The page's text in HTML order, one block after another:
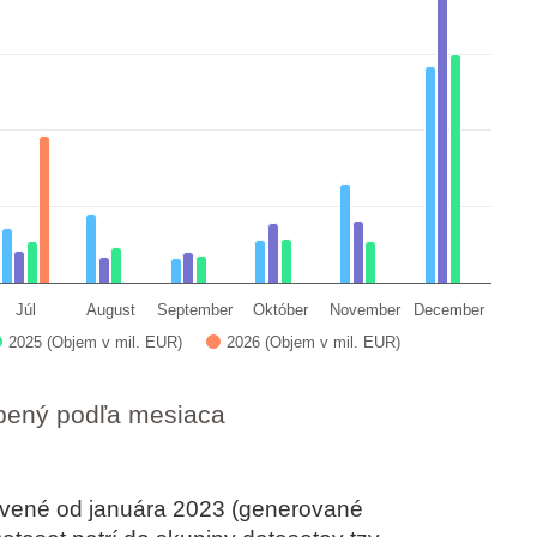
2025 (Objem v mil. EUR) 2026 (Objem v mil. EUR)
Júl August September Október November December
podľa mesiaca
od januára 2023 (generované